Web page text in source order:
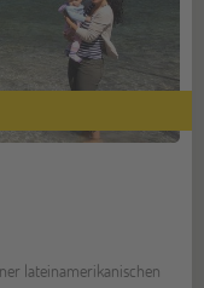
lateinamerikanischen